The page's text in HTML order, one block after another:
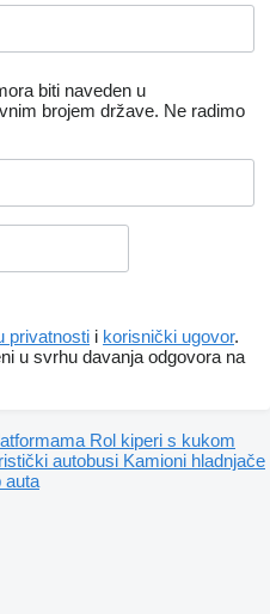
biti naveden u
brojem države. Ne radimo
privatnosti i korisnički ugovor.
u svrhu davanja odgovora na
Rol kiperi s kukom
autobusi Kamioni hladnjače
auta